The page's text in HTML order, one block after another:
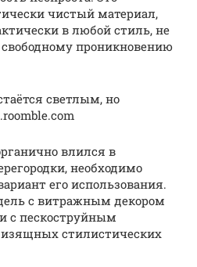
чистый материал,
в любой стиль, не
проникновению
светлым, но
влился в
необходимо
его использования.
с витражным декором
с пескоструйным
стилистических